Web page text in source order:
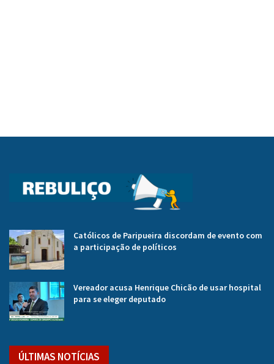
Católicos de Paripueira discordam de evento com
a participação de políticos
Vereador acusa Henrique Chicão de usar hospital
para se eleger deputado
ÚLTIMAS NOTÍCIAS